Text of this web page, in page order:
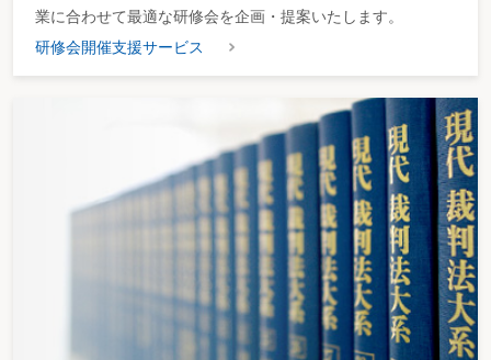
業に合わせて最適な研修会を企画・提案いたします。
研修会開催支援サービス